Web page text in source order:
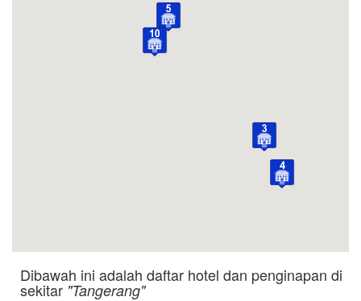
Dibawah ini adalah daftar hotel dan penginapan di
sekitar "Tangerang"